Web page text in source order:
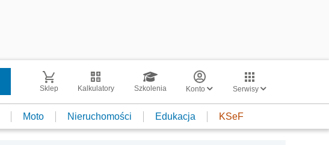
Sklep Kalkulatory Szkolenia Konto Serwisy
Moto Nieruchomości Edukacja KSeF